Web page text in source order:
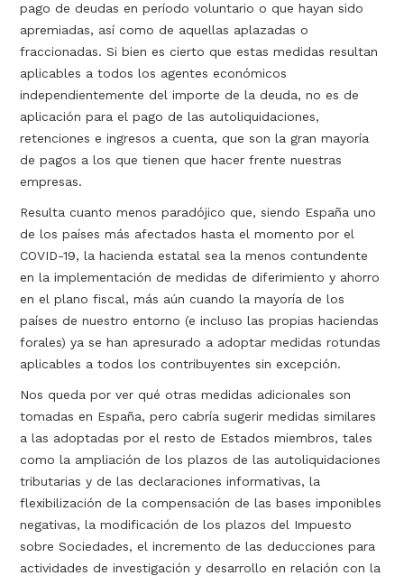
pago de deudas en período voluntario o que hayan sido
apremiadas, así como de aquellas aplazadas o
fraccionadas. Si bien es cierto que estas medidas resultan
aplicables a todos los agentes económicos
independientemente del importe de la deuda, no es de
aplicación para el pago de las autoliquidaciones,
retenciones e ingresos a cuenta, que son la gran mayoría
de pagos a los que tienen que hacer frente nuestras
empresas.
Resulta cuanto menos paradójico que, siendo España uno
de los países más afectados hasta el momento por el
COVID-19, la hacienda estatal sea la menos contundente
en la implementación de medidas de diferimiento y ahorro
en el plano fiscal, más aún cuando la mayoría de los
países de nuestro entorno (e incluso las propias haciendas
forales) ya se han apresurado a adoptar medidas rotundas
aplicables a todos los contribuyentes sin excepción.
Nos queda por ver qué otras medidas adicionales son
tomadas en España, pero cabría sugerir medidas similares
a las adoptadas por el resto de Estados miembros, tales
como la ampliación de los plazos de las autoliquidaciones
tributarias y de las declaraciones informativas, la
flexibilización de la compensación de las bases imponibles
negativas, la modificación de los plazos del Impuesto
sobre Sociedades, el incremento de las deducciones para
actividades de investigación y desarrollo en relación con la